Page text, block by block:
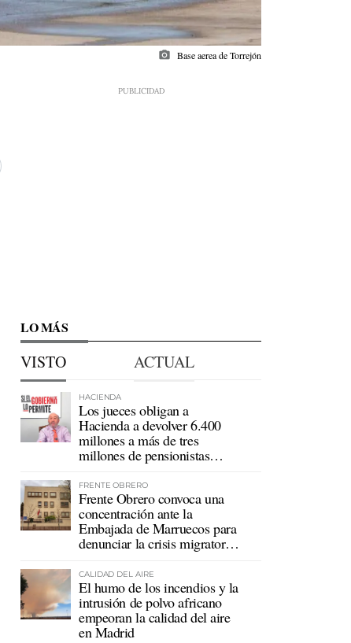
photo_camera Base aerea de Torrejón
LO MÁS
VISTO ACTUAL
HACIENDA
Los jueces obligan a
Hacienda a devolver 6.400
millones a más de tres
millones de pensionistas
FRENTE OBRERO
Frente Obrero convoca una
concentración ante la
Embajada de Marruecos para
denunciar la crisis migratoria
CALIDAD DEL AIRE
El humo de los incendios y la
intrusión de polvo africano
empeoran la calidad del aire
en Madrid